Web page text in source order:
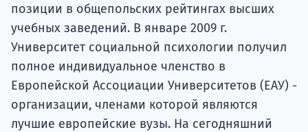
позиции в общепольских рейтингах высших
учебных заведений. В январе 2009 г.
Университет социальной психологии получил
полное индивидуальное членство в
Европейской Ассоциации Университетов (ЕАУ) -
организации, членами которой являются
лучшие европейские вузы. На сегодняшний